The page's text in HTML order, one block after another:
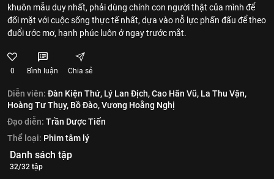
khuôn mẫu duy nhất, phải dùng chính con người thật của mình để
đối mặt với cuộc sống thực tế nhất, dựa vào nỗ lực phấn đấu để theo
đuổi ước mơ, hạnh phúc luôn ở ngay trước mắt.
0 Bình luận Chia sẻ
Diễn viên: Đàn Kiện Thứ, Lý Lan Địch,Cao Hãn Vũ, La Thu Vận,
Hoàng Tư Thụy, Bồ Đào,Vương Hoằng Nghị
Đạo diễn: Trần Dược Tiến
Thể loại: Phim tâm lý
Danh sách tập
32/32 tập